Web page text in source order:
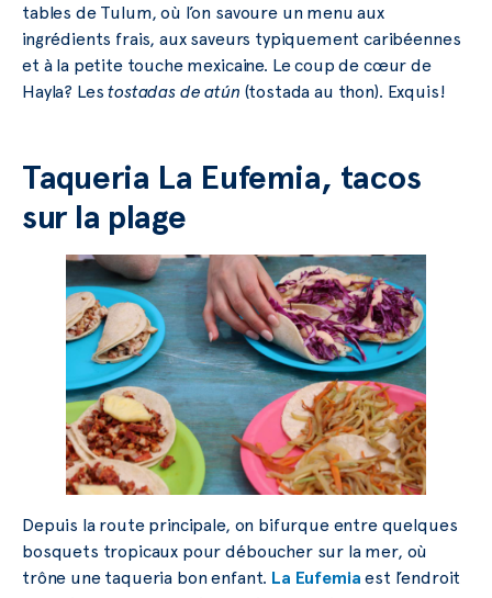
tables de Tulum, où l’on savoure un menu aux
ingrédients frais, aux saveurs typiquement caribéennes
et à la petite touche mexicaine. Le coup de cœur de
Hayla? Lestostadas de atún (tostada au thon). Exquis!
Taqueria La Eufemia, tacos
sur la plage
Depuis la route principale, on bifurque entre quelques
bosquets tropicaux pour déboucher sur la mer, où
trône une taqueria bon enfant. La Eufemia est l’endroit